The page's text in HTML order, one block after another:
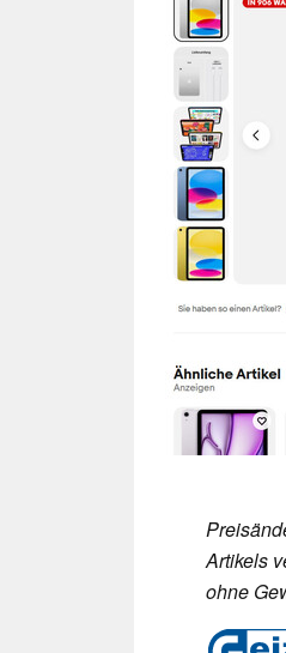
Artikels
ohne